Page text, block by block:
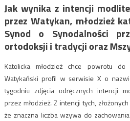
Jak wynika z intencji
przez Watykan, młodzież
Synod o Synodalności
ortodoksji i tradycji oraz
Katolicka młodzież chce powrotu
Watykański profil w serwisie X o
tygodniu zdjęcia odręcznych intencji
przez młodzież. Z intencji tych, złożonych
że znaczna liczba wzywa do